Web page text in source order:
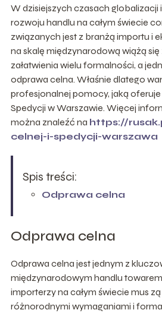
W dzisiejszych czasach globalizacji
rozwoju handlu na całym świecie
związanych jest z branżą importu i
na skalę międzynarodową wiążą
załatwienia wielu formalności, a
odprawa celna. Właśnie dlatego
profesjonalnej pomocy, jaką oferuje
Spedycji w Warszawie. Więcej
można znaleźć na https://
celnej-i-spedycji-warszawa
Spis treści:
Odprawa celna
Odprawa celna
Odprawa celna jest jednym z
międzynarodowym handlu
importerzy na całym świecie mus
różnorodnymi wymaganiami i